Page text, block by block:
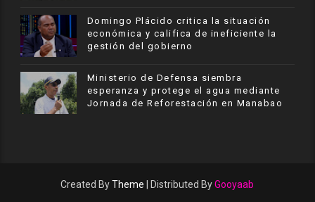
​Domingo Plácido critica la situación
económica y califica de ineficiente la
gestión del gobierno
Ministerio de Defensa siembra
esperanza y protege el agua mediante
Jornada de Reforestación en Manabao
Created ByTheme | Distributed ByGooyaab